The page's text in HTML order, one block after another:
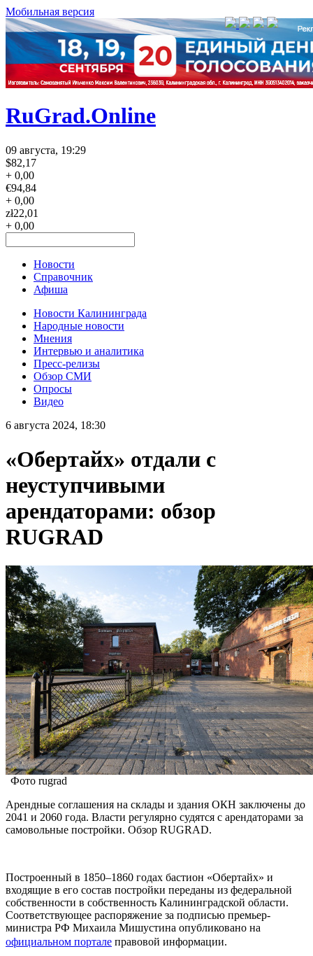
Мобильная версия
RuGrad.Online
09 августа, 19:29
$82,17
+ 0,00
€94,84
+ 0,00
zł22,01
+ 0,00
Новости
Справочник
Афиша
Новости Калининграда
Народные новости
Мнения
Интервью и аналитика
Пресс-релизы
Обзор СМИ
Опросы
Видео
6 августа 2024, 18:30
«Обертайх» отдали с
неуступчивыми
арендаторами: обзор
RUGRAD
Фото rugrad
Арендные соглашения на склады и здания ОКН заключены до
2041 и 2060 года. Власти регулярно судятся с арендаторами за
самовольные постройки. Обзор RUGRAD.
Построенный в 1850–1860 годах бастион «Обертайх» и
входящие в его состав постройки переданы из федеральной
собственности в собственность Калининградской области.
Соответствующее распоряжение за подписью премьер-
министра РФ Михаила Мишустина опубликовано на
официальном портале правовой информации.